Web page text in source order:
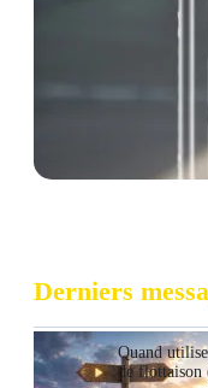
Derniers
Quand
de flottaison